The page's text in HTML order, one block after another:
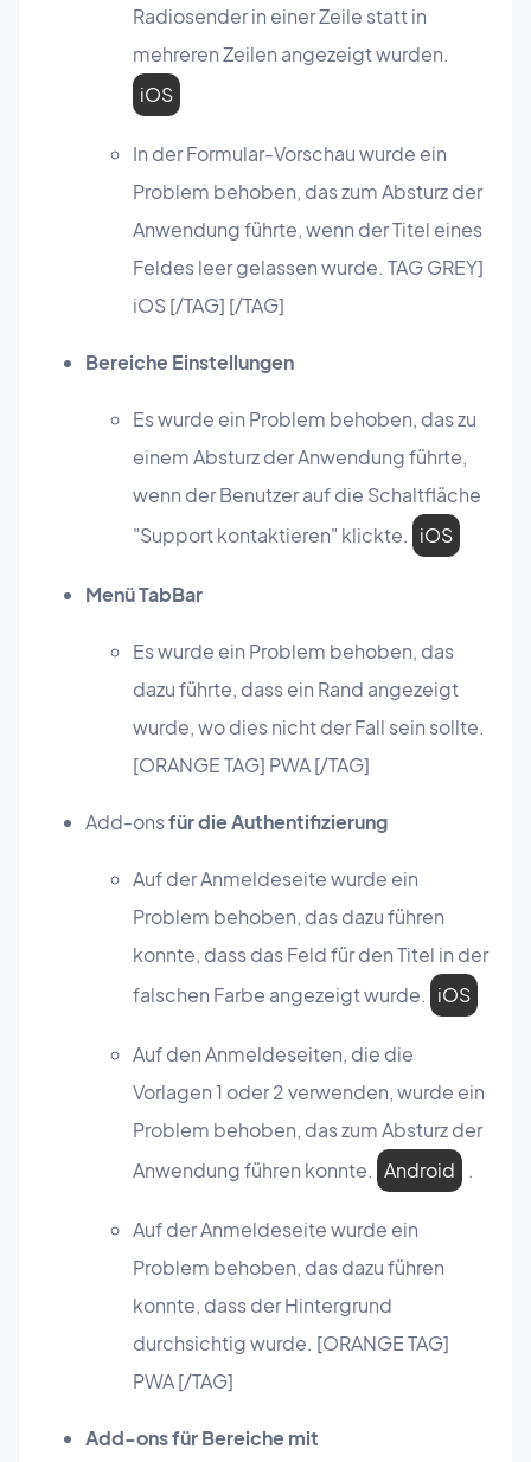
Radiosender in einer Zeile statt in
mehreren Zeilen angezeigt wurden.
iOS
In der Formular-Vorschau wurde ein
Problem behoben, das zum Absturz der
Anwendung führte, wenn der Titel eines
Feldes leer gelassen wurde. TAG GREY]
iOS [/TAG] [/TAG]
Bereiche Einstellungen
Es wurde ein Problem behoben, das zu
einem Absturz der Anwendung führte,
wenn der Benutzer auf die Schaltfläche
"Support kontaktieren" klickte. iOS
Menü TabBar
Es wurde ein Problem behoben, das
dazu führte, dass ein Rand angezeigt
wurde, wo dies nicht der Fall sein sollte.
[ORANGE TAG] PWA [/TAG]
Add-onsfür die Authentifizierung
Auf der Anmeldeseite wurde ein
Problem behoben, das dazu führen
konnte, dass das Feld für den Titel in der
falschen Farbe angezeigt wurde. iOS
Auf den Anmeldeseiten, die die
Vorlagen 1 oder 2 verwenden, wurde ein
Problem behoben, das zum Absturz der
Anwendung führen konnte. Android .
Auf der Anmeldeseite wurde ein
Problem behoben, das dazu führen
konnte, dass der Hintergrund
durchsichtig wurde. [ORANGE TAG]
PWA [/TAG]
Add-ons für Bereiche mit